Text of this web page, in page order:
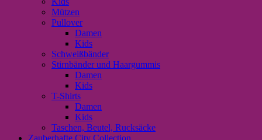
Mützen
Pullover
Damen
Kids
Schweißbänder
Stirnbänder und Haargummis
Damen
Kids
T-Shirts
Damen
Kids
Taschen, Beutel, Rucksäcke